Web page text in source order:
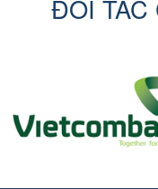
ĐỐI TÁC